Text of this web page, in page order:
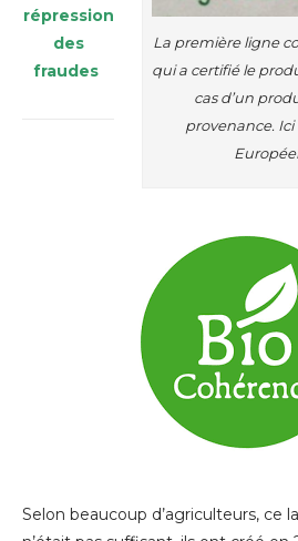
La première ligne
qui a certifié le
cas d’un
provenance.
répression
des
fraudes
Selon beaucoup d’agriculteurs, ce